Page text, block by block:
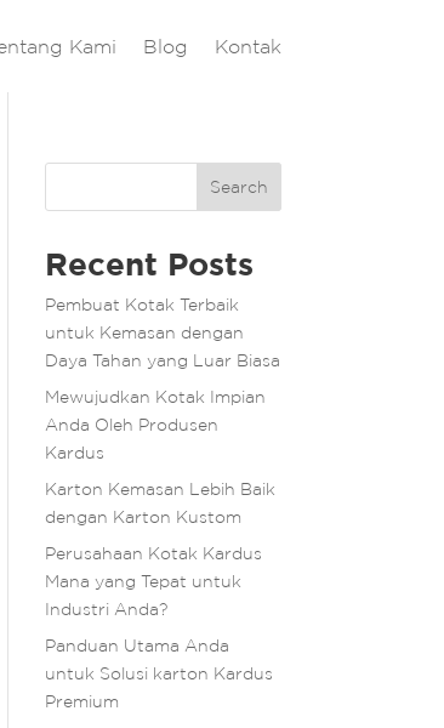
Kami Blog Kontak
Search
Recent Posts
Pembuat Kotak Terbaik
untuk Kemasan dengan
Daya Tahan yang Luar Biasa
Mewujudkan Kotak Impian
Anda Oleh Produsen
Kardus
Karton Kemasan Lebih Baik
dengan Karton Kustom
Perusahaan Kotak Kardus
Mana yang Tepat untuk
Industri Anda?
Panduan Utama Anda
untuk Solusi karton Kardus
Premium